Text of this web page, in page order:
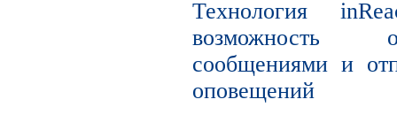
Технология
возможность
сообщениями и
оповещений